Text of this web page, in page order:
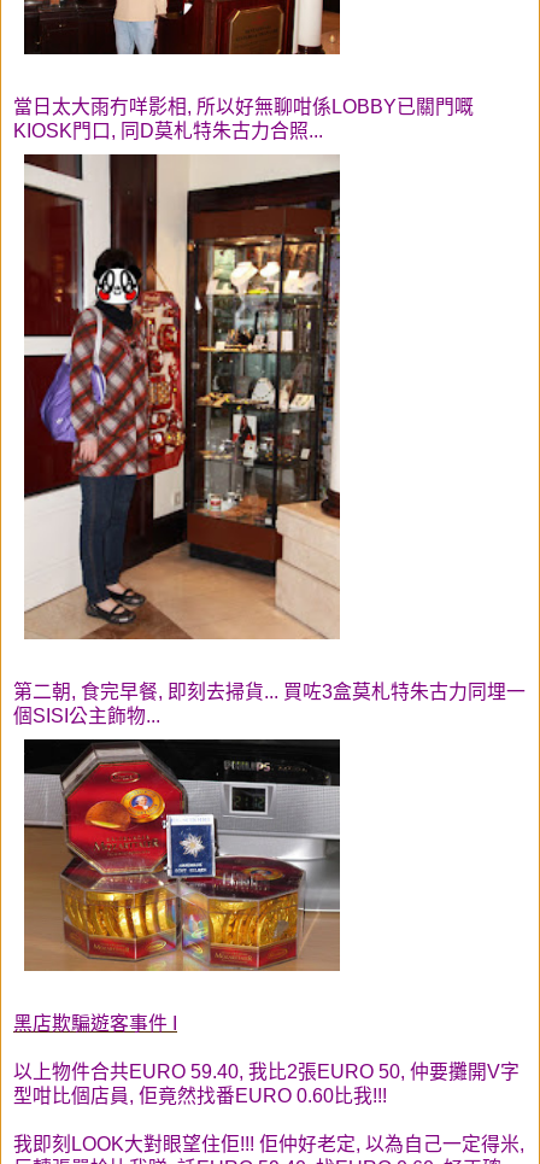
當日太大雨冇咩影相, 所以好無聊咁係LOBBY已關門嘅
KIOSK門口, 同D莫札特朱古力合照...
第二朝, 食完早餐, 即刻去掃貨... 買咗3盒莫札特朱古力同埋一
個SISI公主飾物...
黑店欺騙遊客事件 I
以上物件合共EURO 59.40, 我比2張EURO 50, 仲要攤開V字
型咁比個店員, 佢竟然找番EURO 0.60比我!!!
我即刻LOOK大對眼望住佢!!! 佢仲好老定, 以為自己一定得米,